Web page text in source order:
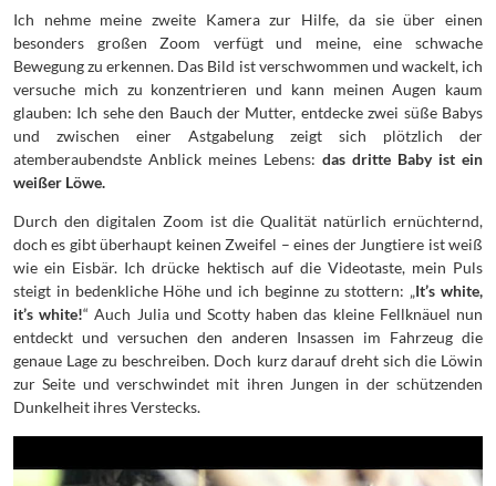
Ich nehme meine zweite Kamera zur Hilfe, da sie über einen
besonders großen Zoom verfügt und meine, eine schwache
Bewegung zu erkennen. Das Bild ist verschwommen und wackelt, ich
versuche mich zu konzentrieren und kann meinen Augen kaum
glauben: Ich sehe den Bauch der Mutter, entdecke zwei süße Babys
und zwischen einer Astgabelung zeigt sich plötzlich der
atemberaubendste Anblick meines Lebens: das dritte Baby ist ein
weißer Löwe.
Durch den digitalen Zoom ist die Qualität natürlich ernüchternd,
doch es gibt überhaupt keinen Zweifel – eines der Jungtiere ist weiß
wie ein Eisbär. Ich drücke hektisch auf die Videotaste, mein Puls
steigt in bedenkliche Höhe und ich beginne zu stottern: „It’s white,
it’s white!“ Auch Julia und Scotty haben das kleine Fellknäuel nun
entdeckt und versuchen den anderen Insassen im Fahrzeug die
genaue Lage zu beschreiben. Doch kurz darauf dreht sich die Löwin
zur Seite und verschwindet mit ihren Jungen in der schützenden
Dunkelheit ihres Verstecks.